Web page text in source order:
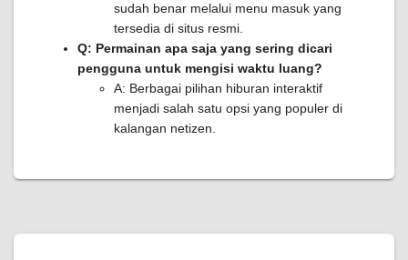
sudah benar melalui menu masuk yang
tersedia di situs resmi.
Q: Permainan apa saja yang sering dicari
pengguna untuk mengisi waktu luang?
A: Berbagai pilihan hiburan interaktif
menjadi salah satu opsi yang populer di
kalangan netizen.